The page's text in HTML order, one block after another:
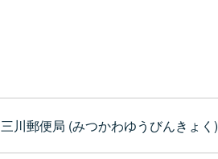
三川郵便局 (みつかわゆうびんきょく)